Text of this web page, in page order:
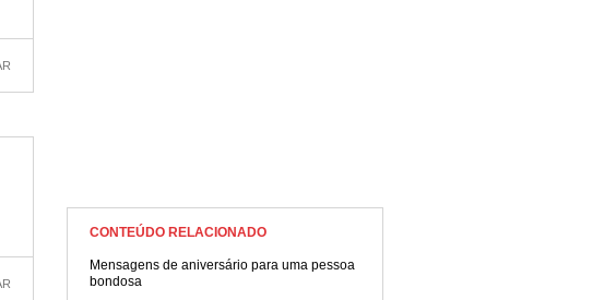
CONTEÚDO RELACIONADO
Mensagens de aniversário para uma pessoa
bondosa